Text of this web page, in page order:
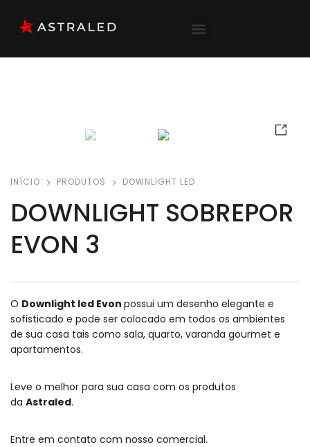
INÍCIO PRODUTOS DOWNLIGHT LED
DOWNLIGHT SOBREPOR
EVON 3
O Downlight led Evon possui um desenho elegante e
sofisticado e pode ser colocado em todos os ambientes
de sua casa tais como sala, quarto, varanda gourmet e
apartamentos.
Leve o melhor para sua casa com os produtos
da Astraled.
Entre em contato com nosso comercial.